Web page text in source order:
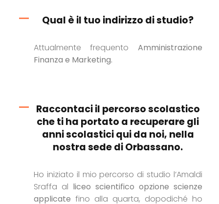
Qual è il tuo indirizzo di studio?
Attualmente frequentoAmministrazione
Finanza e Marketing.
Raccontaci il percorso scolastico
che ti ha portato a recuperare gli
anni scolastici qui da noi, nella
nostra sede di Orbassano.
Ho iniziato il mio percorso di studio l’Amaldi
Sraffa al liceo scientifico opzione scienze
applicate fino alla quarta, dopodiché ho